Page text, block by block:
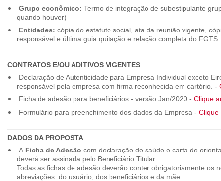
Grupo econômico: Termo de integração de subestipulante
quando houver)
Entidades: cópia do estatuto social, ata da reunião vigente,
responsável e última guia quitação e relação completa do FGTS.
CONTRATOS E/OU ADITIVOS VIGENTES
Declaração de Autenticidade para Empresa Individual exceto
responsável pela empresa com firma reconhecida em cartório. -
Ficha de adesão para beneficiários - versão Jan/2020 - Clique
Formulário para preenchimento dos dados da Empresa - Clique
DADOS DA PROPOSTA
A Ficha de Adesão com declaração de saúde e carta de
deverá ser assinada pelo Beneficiário Titular.
Todas as fichas de adesão deverão conter obrigatoriamente os
abreviações: do usuário, dos beneficiários e da mãe.